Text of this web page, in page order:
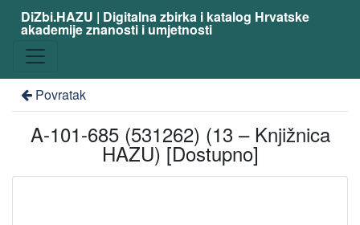
DiZbi.HAZU | Digitalna zbirka i katalog Hrvatske
akademije znanosti i umjetnosti
Povratak
A-101-685 (531262) (13 – Knjižnica
HAZU) [Dostupno]